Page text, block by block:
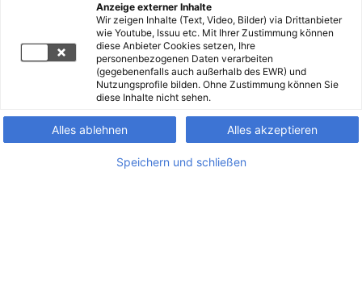
Anzeige externer Inhalte
Wir zeigen Inhalte (Text, Video, Bilder) via Drittanbieter
wie Youtube, Issuu etc. Mit Ihrer Zustimmung können
diese Anbieter Cookies setzen, Ihre
personenbezogenen Daten verarbeiten
(gegebenenfalls auch außerhalb des EWR) und
Nutzungsprofile bilden. Ohne Zustimmung können Sie
diese Inhalte nicht sehen.
Alles ablehnen Alles akzeptieren
Speichern und schließen